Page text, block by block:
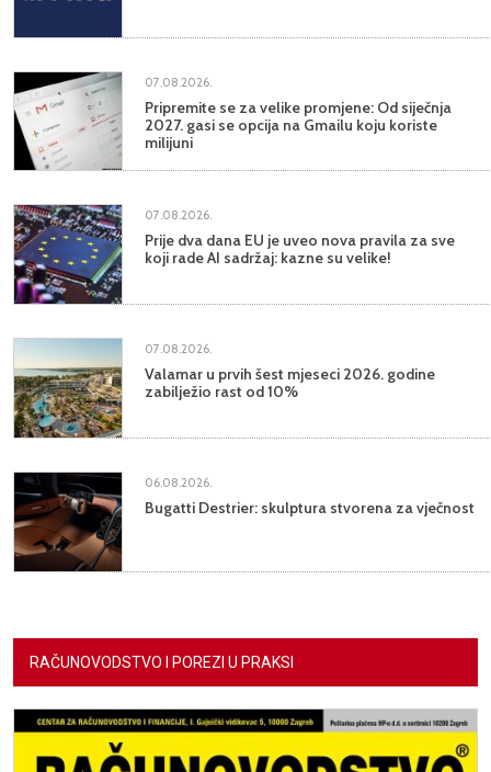
07.08.2026.
Pripremite se za velike promjene: Od siječnja
2027. gasi se opcija na Gmailu koju koriste
milijuni
07.08.2026.
Prije dva dana EU je uveo nova pravila za sve
koji rade AI sadržaj: kazne su velike!
07.08.2026.
Valamar u prvih šest mjeseci 2026. godine
zabilježio rast od 10%
06.08.2026.
Bugatti Destrier: skulptura stvorena za vječnost
RAČUNOVODSTVO I POREZI U PRAKSI